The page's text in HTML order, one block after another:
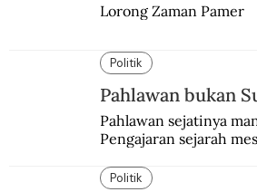
Lorong Zaman Pamer
Politik
Pahlawan bukan
Pahlawan sejatinya
Pengajaran sejarah
Politik